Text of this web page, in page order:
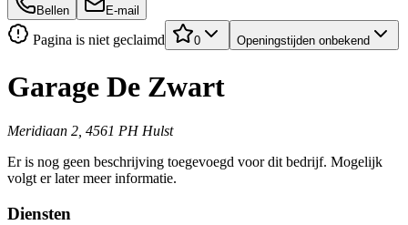
Bellen E-mail
Pagina is niet geclaimd 0 Openingstijden onbekend
Garage De Zwart
Meridiaan 2, 4561 PH Hulst
Er is nog geen beschrijving toegevoegd voor dit bedrijf. Mogelijk
volgt er later meer informatie.
Diensten